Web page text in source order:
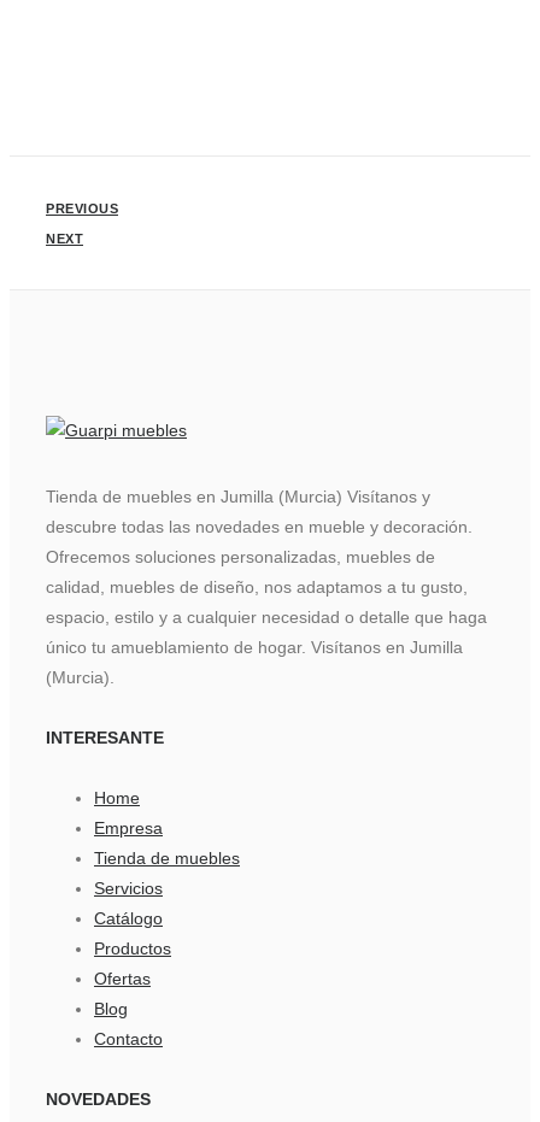
PREVIOUS
NEXT
Tienda de muebles en Jumilla (Murcia) Visítanos y
descubre todas las novedades en mueble y decoración.
Ofrecemos soluciones personalizadas, muebles de
calidad, muebles de diseño, nos adaptamos a tu gusto,
espacio, estilo y a cualquier necesidad o detalle que haga
único tu amueblamiento de hogar. Visítanos en Jumilla
(Murcia).
INTERESANTE
Home
Empresa
Tienda de muebles
Servicios
Catálogo
Productos
Ofertas
Blog
Contacto
NOVEDADES